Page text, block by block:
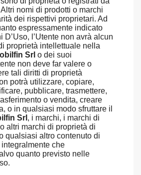
Altri nomi di prodotti o marchi
dei rispettivi proprietari. Ad
espressamente indicato
D’Uso, l’Utente non avrà alcun
proprietà intellettuale nella
Srl o dei suoi
non deve far valere o
tali diritti di proprietà
potrà utilizzare, copiare,
pubblicare, trasmettere,
o vendita, creare
o in qualsiasi modo sfruttare il
Srl , i marchi, i marchi di
altri marchi di proprietà di
qualsiasi altro contenuto di
che
quanto previsto nelle